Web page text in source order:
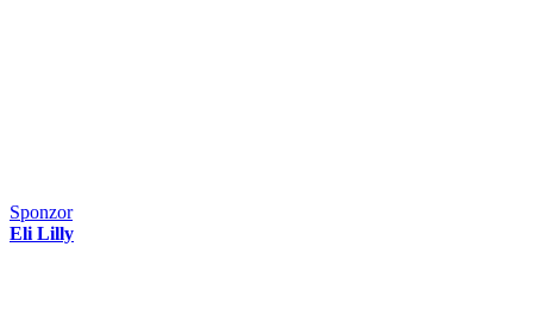
Sponzor
Eli Lilly